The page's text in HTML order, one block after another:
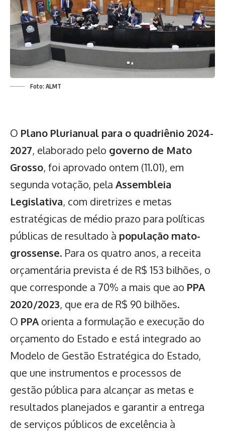
Foto: ALMT
O Plano Plurianual para o quadriênio 2024-
2027, elaborado pelo governo de Mato
Grosso, foi aprovado ontem (11.01), em
segunda votação, pela Assembleia
Legislativa, com diretrizes e metas
estratégicas de médio prazo para políticas
públicas de resultado à população mato-
grossense. Para os quatro anos, a receita
orçamentária prevista é de R$ 153 bilhões, o
que corresponde a 70% a mais que ao PPA
2020/2023, que era de R$ 90 bilhões.
O PPAorienta a formulação e execução do
orçamento do Estado e está integrado ao
Modelo de Gestão Estratégica do Estado,
que une instrumentos e processos de
gestão pública para alcançar as metas e
resultados planejados e garantir a entrega
de serviços públicos de excelência à